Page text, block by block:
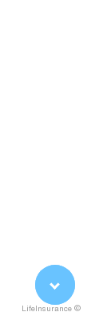
LifeInsurance ©